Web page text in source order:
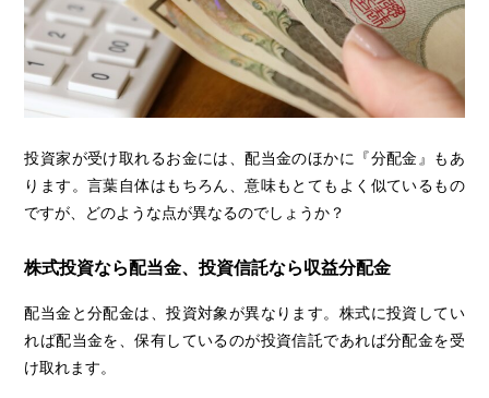
投資家が受け取れるお金には、配当金のほかに『分配金』もあ
ります。言葉自体はもちろん、意味もとてもよく似ているもの
ですが、どのような点が異なるのでしょうか？
株式投資なら配当金、投資信託なら収益分配金
配当金と分配金は、投資対象が異なります。株式に投資してい
れば配当金を、保有しているのが投資信託であれば分配金を受
け取れます。